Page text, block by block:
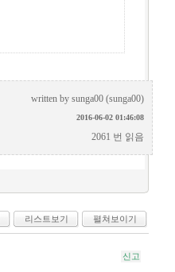
written by sunga00 (sunga00)
2016-06-02 01:46:08
2061 번 읽음
리스트보기 펼쳐보이기
신고